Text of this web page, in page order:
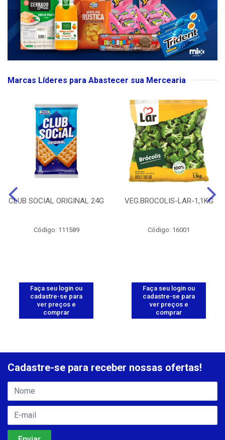
Marcas Líderes para Abastecer sua Mercearia
CLUB SOCIAL ORIGINAL 24G
Código: 111589
Faça seu login ou
cadastre-se para
ver preços e
comprar
VEG.BROCOLIS-LAR-1,1KG
Código: 16001
Faça seu login ou
cadastre-se para
ver preços e
comprar
Cadastre-se para receber nossas ofertas!